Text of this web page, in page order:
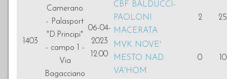
1403
Camerano
- Palasport
"D.Principi"
- campo 1 -
Via
Bagacciano
06-04-
2023
12:00
CBF BALDUCCI-
PAOLONI
MACERATA
2 25
MVK NOVE'
MESTO NAD
VA'HOM
0 10